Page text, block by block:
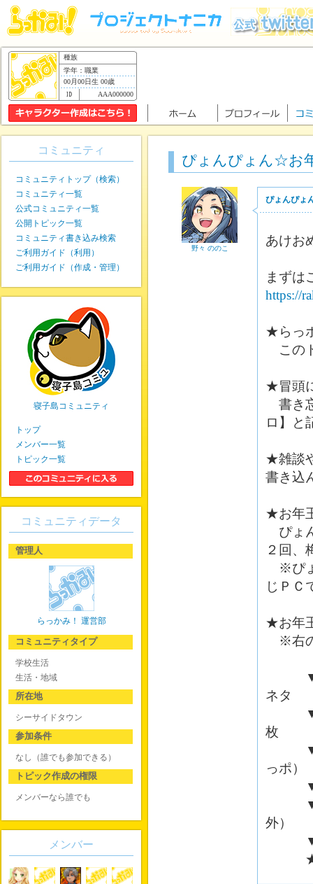
種族
学年：職業
00月00日生 00歳
AAA000000
ぴょんぴょん☆お
野々 ののこ
ぴょんぴょ
あけお
まずは
https://
★らっ
この
★冒頭
書き
ロ】と
★雑談
書き込
★お年
ぴょ
２回、
※ぴょ
じＰＣ
★お年
※右の
▼大
ネタ
▼ 吉
枚
▼中
っポ）
▼小
▼末
外）
▼ 凶
★に
コミュニティ
コミュニティトップ（検索）
コミュニティ一覧
公式コミュニティ一覧
公開トピック一覧
コミュニティ書き込み検索
ご利用ガイド（利用）
ご利用ガイド（作成・管理）
寝子島コミュニティ
トップ
メンバー一覧
トピック一覧
コミュニティデータ
管理人
らっかみ！ 運営部
コミュニティタイプ
学校生活
生活・地域
所在地
シーサイドタウン
参加条件
なし（誰でも参加できる）
トピック作成の権限
メンバーなら誰でも
メンバー